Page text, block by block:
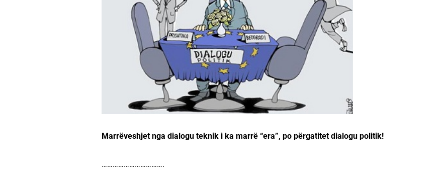
Marrëveshjet nga dialogu teknik i ka marrë “era”, po përgatitet dialogu politik!
…………………………….